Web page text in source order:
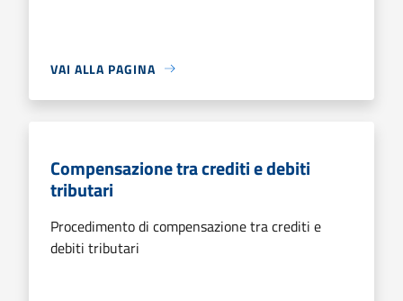
VAI ALLA PAGINA
Compensazione tra crediti e debiti
tributari
Procedimento di compensazione tra crediti e
debiti tributari